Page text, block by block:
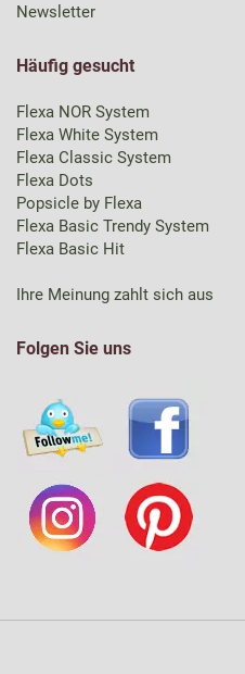
Newsletter
Häufig gesucht
Flexa NOR System
Flexa White System
Flexa Classic System
Flexa Dots
Popsicle by Flexa
Flexa Basic Trendy System
Flexa Basic Hit
Ihre Meinung zahlt sich aus
Folgen Sie uns